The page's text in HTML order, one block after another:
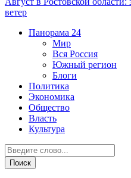
ветер
Панорама 24
Мир
Вся Россия
Южный регион
Блоги
Политика
Экономика
Общество
Власть
Культура